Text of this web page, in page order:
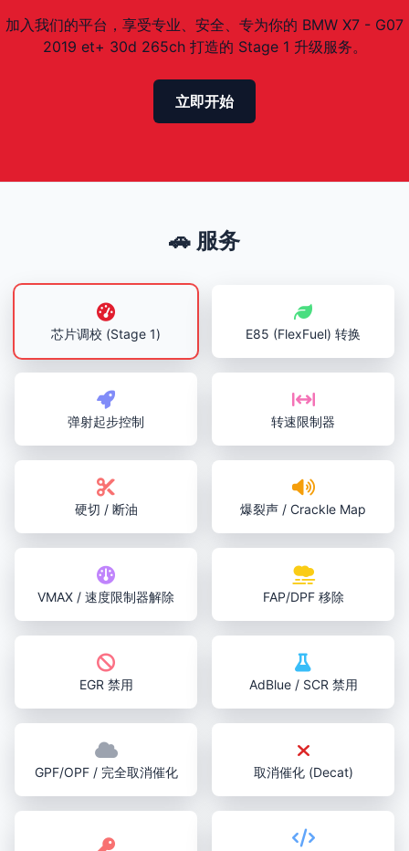
加入我们的平台，享受专业、安全、专为你的 BMW X7 - G07
2019 et+ 30d 265ch 打造的 Stage 1 升级服务。
立即开始
🚗 服务
芯片调校 (Stage 1) E85 (FlexFuel) 转换
弹射起步控制 转速限制器
硬切 / 断油 爆裂声 / Crackle Map
VMAX / 速度限制器解除 FAP/DPF 移除
EGR 禁用 AdBlue / SCR 禁用
GPF/OPF / 完全取消催化 取消催化 (Decat)